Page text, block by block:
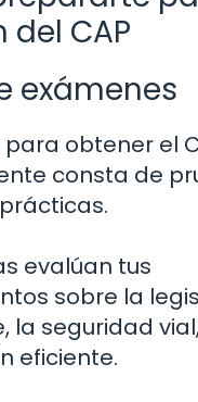
del CAP
exámenes
para obtener el
consta de
evalúan tus
sobre la
la seguridad
eficiente.